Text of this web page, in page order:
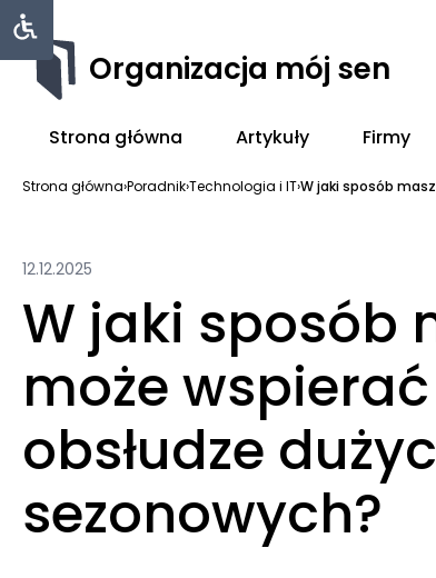
Organizacja mój sen
Strona główna Artykuły Firmy
Strona główna›Poradnik›Technologia i IT›W jaki sposób
12.12.2025
W jaki sposób
może
obsłudze
sezonowych?